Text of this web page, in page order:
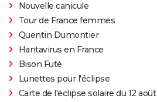
Nouvelle canicule
Tour de France femmes
Quentin Dumontier
Hantavirus en France
Bison Futé
Lunettes pour l'éclipse
Carte de l'éclipse solaire du 12 août